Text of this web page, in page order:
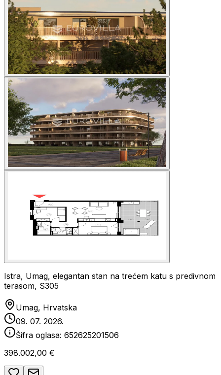
Istra, Umag, elegantan stan na trećem katu s predivnom
terasom, S305
Umag, Hrvatska
09. 07. 2026.
Šifra oglasa: 652625201506
398.002,00 €